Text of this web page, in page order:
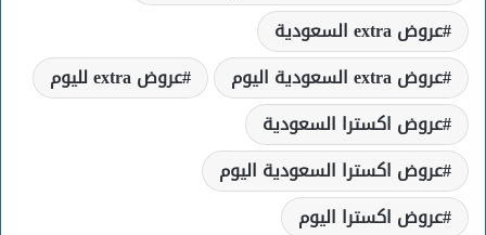
عروض extra السعودية
عروض extra السعودية اليوم
عروض extra لليوم
عروض اكسترا السعودية
عروض اكسترا السعودية اليوم
عروض اكسترا اليوم